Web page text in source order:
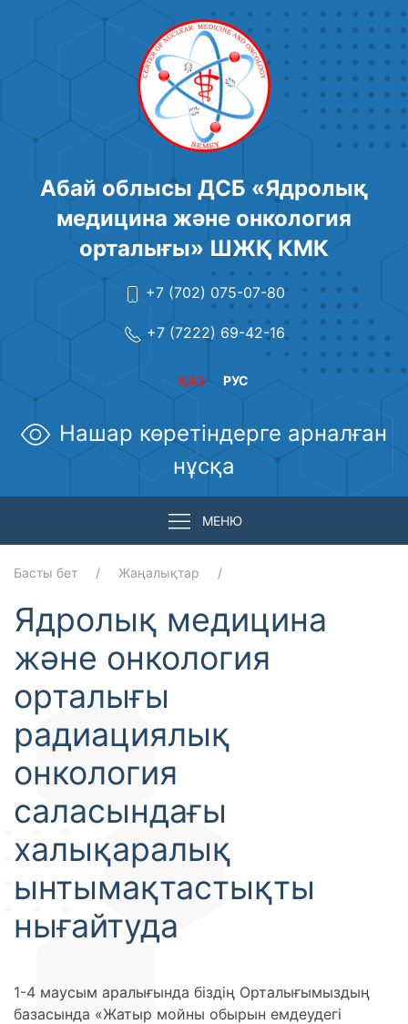
Абай облысы ДСБ «Ядролық
медицина және онкология
орталығы» ШЖҚ КМК
+7 (702) 075-07-80
+7 (7222) 69-42-16
РУС
ҚАЗ
Нашар көретіндерге арналған
нұсқа
МЕНЮ
Басты бет Жаңалықтар
Ядролық медицина
және онкология
орталығы
радиациялық
онкология
саласындағы
халықаралық
ынтымақтастықты
нығайтуда
1-4 маусым аралығында біздің Орталығымыздың
базасында «Жатыр мойны обырын емдеудегі